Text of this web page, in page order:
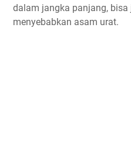
dalam jangka panjang,
menyebabkan asam urat.